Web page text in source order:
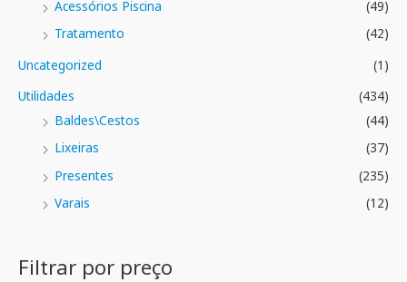
Acessórios Piscina
(49)
Tratamento
(42)
Uncategorized
(1)
Utilidades
(434)
Baldes\Cestos
(44)
Lixeiras
(37)
Presentes
(235)
Varais
(12)
Filtrar por preço